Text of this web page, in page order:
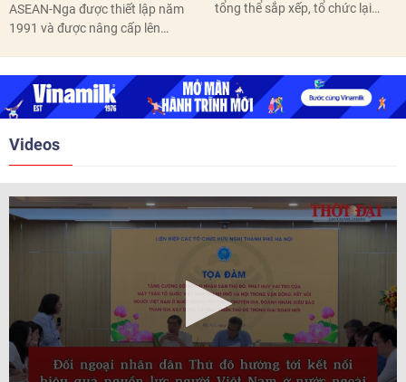
ASEAN-Nga được thiết lập năm
1991 và được nâng cấp lên
nghị Cấp cao vào các năm 2005,
2010, 2016, 2018, 2021.
tổng thể sắp xếp, tổ chức lại
Videos